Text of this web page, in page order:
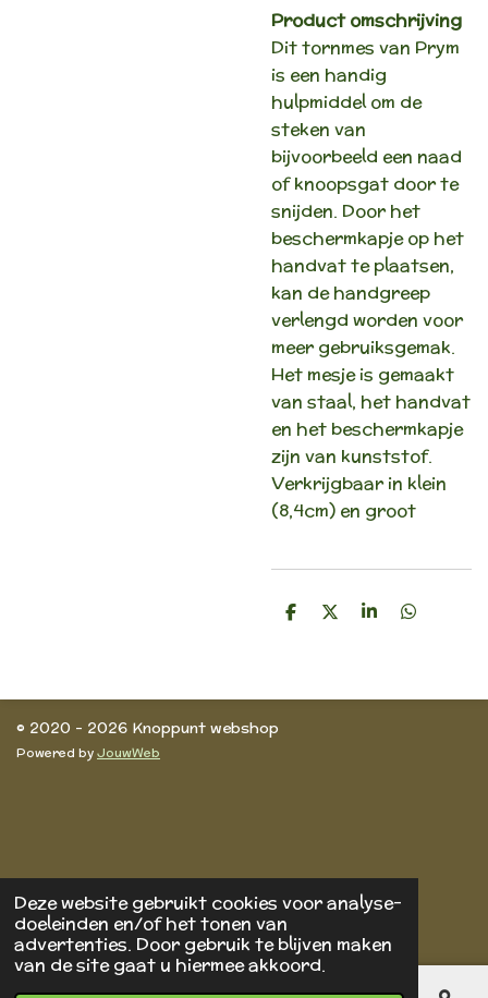
Deze website gebruikt cookies voor analyse-
doeleinden en/of het tonen van
advertenties. Door gebruik te blijven maken
van de site gaat u hiermee akkoord.
Product omschrijving
Dit tornmes van Prym
is een handig
hulpmiddel om de
steken van
bijvoorbeeld een naad
of knoopsgat door te
snijden. Door het
beschermkapje op het
handvat te plaatsen,
kan de handgreep
verlengd worden voor
meer gebruiksgemak.
Het mesje is gemaakt
van staal, het handvat
en het beschermkapje
zijn van kunststof.
Verkrijgbaar in klein
(8,4cm) en groot
D
D
S
D
© 2020 - 2026 Knoppunt webshop
Powered byJouwWeb